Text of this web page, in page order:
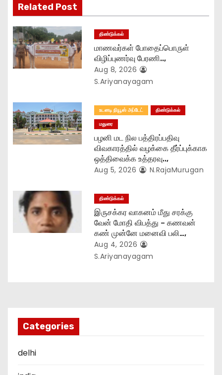
a
t
i
o
Related Post
திண்டுக்கல்
மாணவர்கள் போதைப்பொருள்
விழிப்புணர்வு பேரணி..,
Aug 8, 2026
S.Ariyanayagam
உடனடி நியூஸ் அப்டேட்
திண்டுக்கல்
மதுரை
பழனி மட நில பத்திரப்பதிவு
விவகாரத்தில் வழக்கை தீர்ப்புக்காக
ஒத்திவைக்க உத்தரவு..,
Aug 5, 2026 N.RajaMurugan
திண்டுக்கல்
இருசக்கர வாகனம் மீது சரக்கு
வேன் மோதி விபத்து – கணவன்
கண் முன்னே மனைவி பலி…,
Aug 4, 2026
S.Ariyanayagam
Categories
delhi